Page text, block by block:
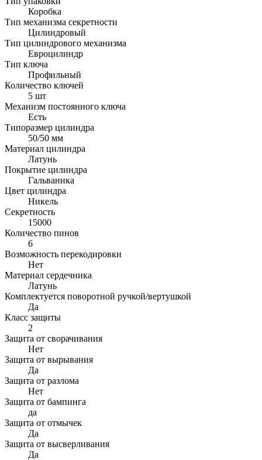
Коробка
Тип механизма секретности
Цилиндровый
Тип цилиндрового механизма
Евроцилиндр
Тип ключа
Профильный
Количество ключей
5 шт
Механизм постоянного ключа
Есть
Типоразмер цилиндра
50/50 мм
Материал цилиндра
Латунь
Покрытие цилиндра
Гальваника
Цвет цилиндра
Никель
Секретность
15000
Количество пинов
6
Возможность перекодировки
Нет
Материал сердечника
Латунь
Комплектуется поворотной ручкой/вертушкой
Да
Класс защиты
2
Защита от сворачивания
Нет
Защита от вырывания
Да
Защита от разлома
Нет
Защита от бампинга
да
Защита от отмычек
Да
Защита от высверливания
Да